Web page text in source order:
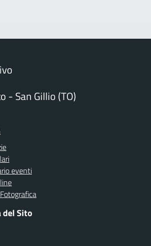
- San Gillio (TO)
eventi
del Sito